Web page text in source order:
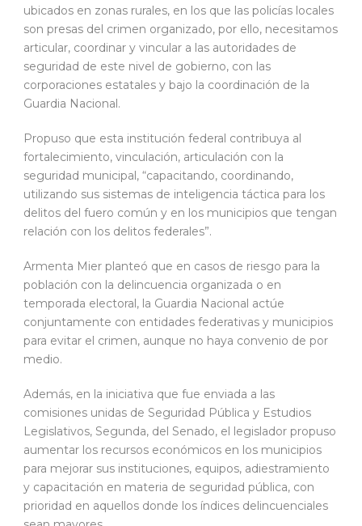
ubicados en zonas rurales, en los que las policías locales
son presas del crimen organizado, por ello, necesitamos
articular, coordinar y vincular a las autoridades de
seguridad de este nivel de gobierno, con las
corporaciones estatales y bajo la coordinación de la
Guardia Nacional.
Propuso que esta institución federal contribuya al
fortalecimiento, vinculación, articulación con la
seguridad municipal, “capacitando, coordinando,
utilizando sus sistemas de inteligencia táctica para los
delitos del fuero común y en los municipios que tengan
relación con los delitos federales”.
Armenta Mier planteó que en casos de riesgo para la
población con la delincuencia organizada o en
temporada electoral, la Guardia Nacional actúe
conjuntamente con entidades federativas y municipios
para evitar el crimen, aunque no haya convenio de por
medio.
Además, en la iniciativa que fue enviada a las
comisiones unidas de Seguridad Pública y Estudios
Legislativos, Segunda, del Senado, el legislador propuso
aumentar los recursos económicos en los municipios
para mejorar sus instituciones, equipos, adiestramiento
y capacitación en materia de seguridad pública, con
prioridad en aquellos donde los índices delincuenciales